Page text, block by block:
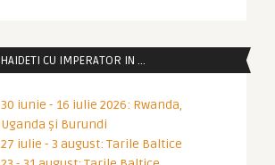
HAIDETI CU IMPERATOR IN …
30 iunie - 16 iulie 2026: Rwanda,
Uganda și Burundi
27 iulie - 3 august: Tarile Baltice